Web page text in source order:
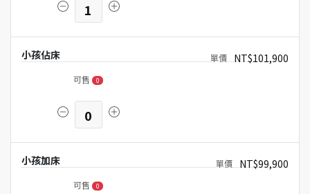
1
小孩佔床 NT$101,900
可售 0
0
小孩加床 NT$99,900
可售 0